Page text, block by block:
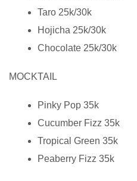
Taro 25k/30k
Hojicha 25k/30k
Chocolate 25k/30k
MOCKTAIL
Pinky Pop 35k
Cucumber Fizz 35k
Tropical Green 35k
Peaberry Fizz 35k